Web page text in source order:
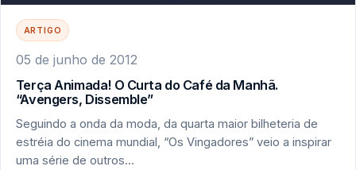
ARTIGO
05 de junho de 2012
Terça Animada! O Curta do Café da Manhã.
“Avengers, Dissemble”
Seguindo a onda da moda, da quarta maior bilheteria de
estréia do cinema mundial, “Os Vingadores” veio a inspirar
uma série de outros…